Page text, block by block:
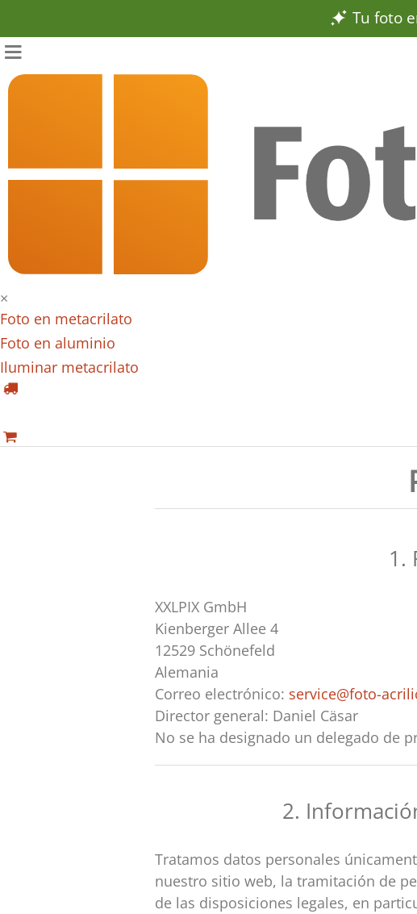
Tu foto
×
Foto en metacrilato
Foto en aluminio
Iluminar metacrilato
1.
XXLPIX GmbH
Kienberger Allee 4
12529 Schönefeld
Alemania
Correo electrónico: service@foto-
Director general: Daniel Cäsar
No se ha designado un delegado de
2.
Tratamos datos personales
nuestro sitio web, la tramitación de
de las disposiciones legales, en